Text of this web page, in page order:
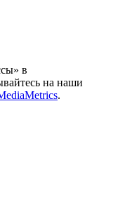
в
на наши
.